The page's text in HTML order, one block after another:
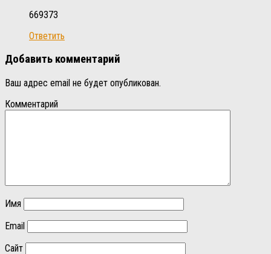
669373
Ответить
Добавить комментарий
Ваш адрес email не будет опубликован.
Комментарий
Имя
Email
Сайт